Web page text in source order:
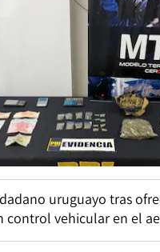
uruguayo tras
control vehicular en el